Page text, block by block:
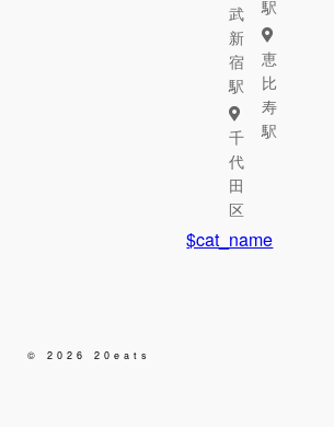
武
新
宿
駅
千
代
田
区
駅
恵
比
寿
駅
$cat_name
© 2026 20eats